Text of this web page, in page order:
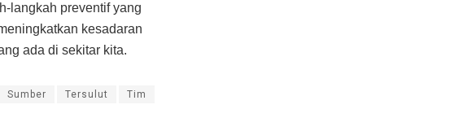
langkah preventif yang
kesadaran
ada di sekitar kita.
Sumber Tersulut Tim